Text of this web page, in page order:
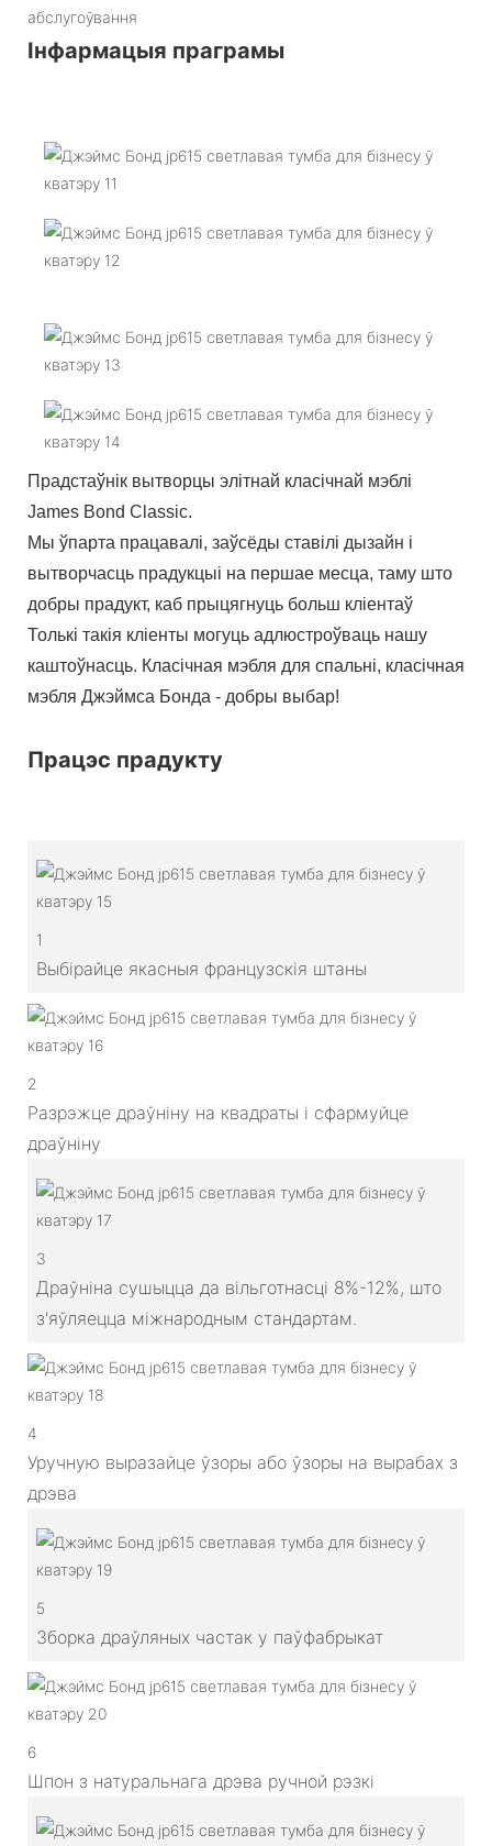
абслугоўвання
Інфармацыя праграмы
Прадстаўнік вытворцы элітнай класічнай мэблі
James Bond Classic.
Мы ўпарта працавалі, заўсёды ставілі дызайн і
вытворчасць прадукцыі на першае месца, таму што
добры прадукт, каб прыцягнуць больш кліентаў
Толькі такія кліенты могуць адлюстроўваць нашу
каштоўнасць. Класічная мэбля для спальні, класічная
мэбля Джэймса Бонда - добры выбар!
Працэс прадукту
1
Выбірайце якасныя французскія штаны
2
Разрэжце драўніну на квадраты і сфармуйце
драўніну
3
Драўніна сушыцца да вільготнасці 8%-12%, што
з'яўляецца міжнародным стандартам.
4
Уручную выразайце ўзоры або ўзоры на вырабах з
дрэва
5
Зборка драўляных частак у паўфабрыкат
6
Шпон з натуральнага дрэва ручной рэзкі